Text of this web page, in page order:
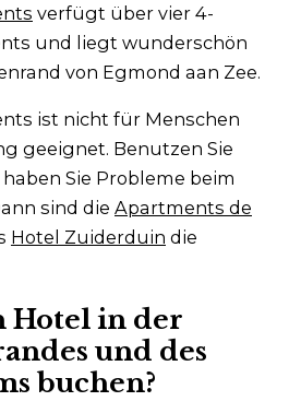
verfügt über vier 4-
und liegt wunderschön
von Egmond aan Zee.
ist nicht für Menschen
geeignet. Benutzen Sie
Sie Probleme beim
sind die Apartments de
Hotel Zuiderduin die
Hotel in der
und des
buchen?